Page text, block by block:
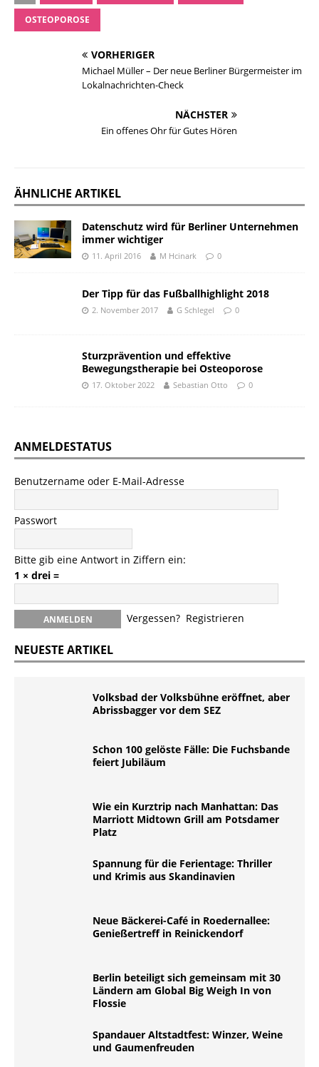
OSTEOPOROSE
VORHERIGER
Michael Müller – Der neue Berliner Bürgermeister im
Lokalnachrichten-Check
NÄCHSTER
Ein offenes Ohr für Gutes Hören
ÄHNLICHE ARTIKEL
Datenschutz wird für Berliner Unternehmen
immer wichtiger
11. April 2016 M Hcinark 0
Der Tipp für das Fußballhighlight 2018
2. November 2017 G Schlegel 0
Sturzprävention und effektive
Bewegungstherapie bei Osteoporose
17. Oktober 2022 Sebastian Otto 0
ANMELDESTATUS
Benutzername oder E-Mail-Adresse
Passwort
Bitte gib eine Antwort in Ziffern ein:
1 × drei =
Vergessen? Registrieren
NEUESTE ARTIKEL
Volksbad der Volksbühne eröffnet, aber
Abrissbagger vor dem SEZ
Schon 100 gelöste Fälle: Die Fuchsbande
feiert Jubiläum
Wie ein Kurztrip nach Manhattan: Das
Marriott Midtown Grill am Potsdamer
Platz
Spannung für die Ferientage: Thriller
und Krimis aus Skandinavien
Neue Bäckerei-Café in Roedernallee:
Genießertreff in Reinickendorf
Berlin beteiligt sich gemeinsam mit 30
Ländern am Global Big Weigh In von
Flossie
Spandauer Altstadtfest: Winzer, Weine
und Gaumenfreuden